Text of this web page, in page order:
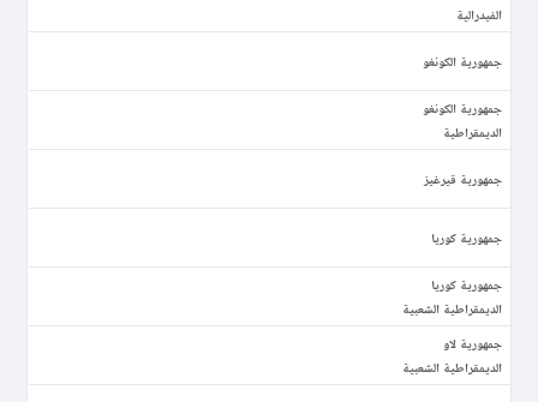
الفيدرالية
جمهورية الكونغو
جمهورية الكونغو
الديمقراطية
جمهورية قيرغيز
جمهورية كوريا
جمهورية كوريا
الديمقراطية الشعبية
جمهورية لاو
الديمقراطية الشعبية